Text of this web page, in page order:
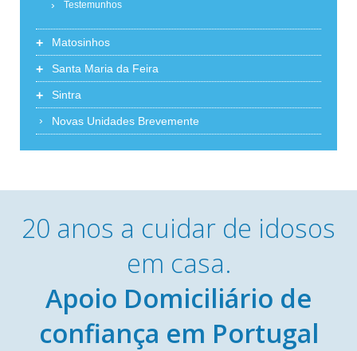
Testemunhos
+ Matosinhos
+ Santa Maria da Feira
+ Sintra
Novas Unidades Brevemente
20 anos a cuidar de idosos
em casa.
Apoio Domiciliário de
confiança em Portugal